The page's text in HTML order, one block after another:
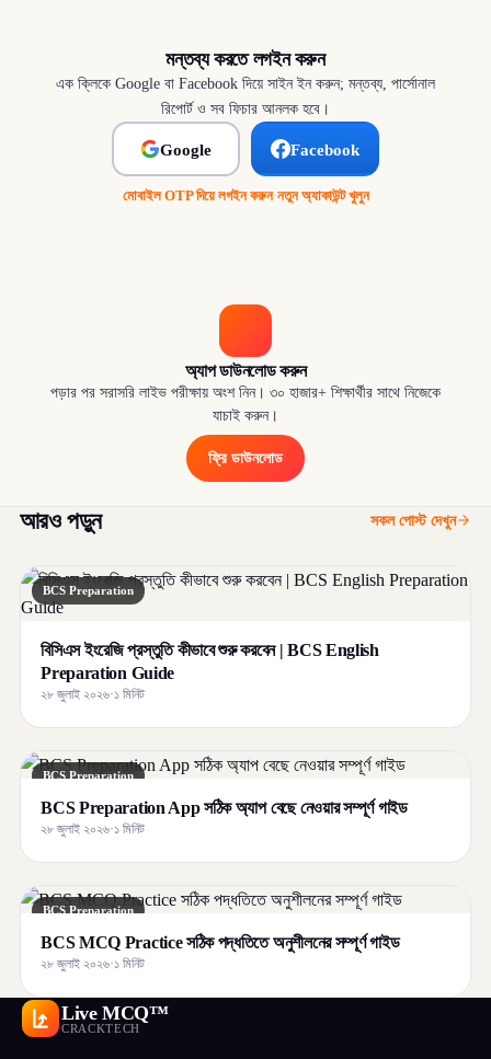
মন্তব্য করতে লগইন করুন
এক ক্লিকে Google বা Facebook দিয়ে সাইন ইন করুন; মন্তব্য, পার্সোনাল
রিপোর্ট ও সব ফিচার আনলক হবে।
Google Facebook
মোবাইল OTP দিয়ে লগইন করুন·নতুন অ্যাকাউন্ট খুলুন
অ্যাপ ডাউনলোড করুন
পড়ার পর সরাসরি লাইভ পরীক্ষায় অংশ নিন। ৩০ হাজার+ শিক্ষার্থীর সাথে নিজেকে
যাচাই করুন।
ফ্রি ডাউনলোড
আরও পড়ুন সকল পোস্ট দেখুন
BCS Preparation
বিসিএস ইংরেজি প্রস্তুতি কীভাবে শুরু করবেন | BCS English
Preparation Guide
২৮ জুলাই ২০২৬·১ মিনিট
BCS Preparation
BCS Preparation App সঠিক অ্যাপ বেছে নেওয়ার সম্পূর্ণ গাইড
২৮ জুলাই ২০২৬·১ মিনিট
BCS Preparation
BCS MCQ Practice সঠিক পদ্ধতিতে অনুশীলনের সম্পূর্ণ গাইড
২৮ জুলাই ২০২৬·১ মিনিট
Live MCQ™
CRACKTECH